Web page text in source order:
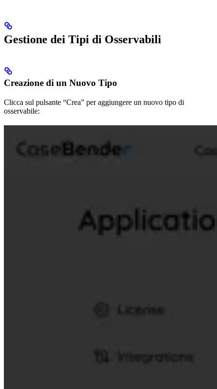
Gestione dei Tipi di Osservabili
Creazione di un Nuovo Tipo
Clicca sul pulsante “Crea” per aggiungere un nuovo tipo di
osservabile: